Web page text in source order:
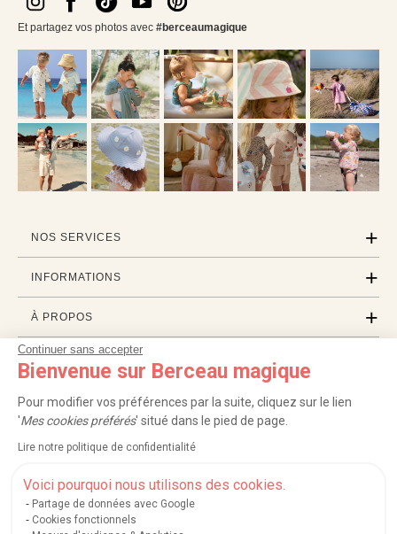
Continuer sans accepter
Bienvenue sur Berceau magique
Pour modifier vos préférences par la suite, cliquez sur le lien
'Mes cookies préférés' situé dans le pied de page.
Lire notre politique de confidentialité
Voici pourquoi nous utilisons des cookies.
Partage de données avec Google
Cookies fonctionnels
Et partagez vos photos avec #berceaumagique
NOS SERVICES
INFORMATIONS
À PROPOS
PROFESSIONNELS
LISTES CADEAUX
Service après-vente| FAQ |Rappels de produits|Protection des données
Mentions légales et crédits Conditions générales de ventes
Nos moyens de paiement sécurisés